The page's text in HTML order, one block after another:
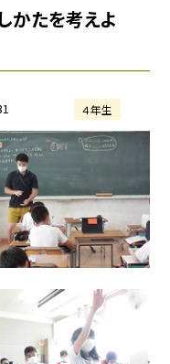
かたを考えよ
４年生